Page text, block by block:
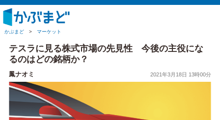
かぶまど > マーケット
テスラに見る株式市場の先見性 今後の主役にな
るのはどの銘柄か？
鳳ナオミ 2021年3月18日 13時00分